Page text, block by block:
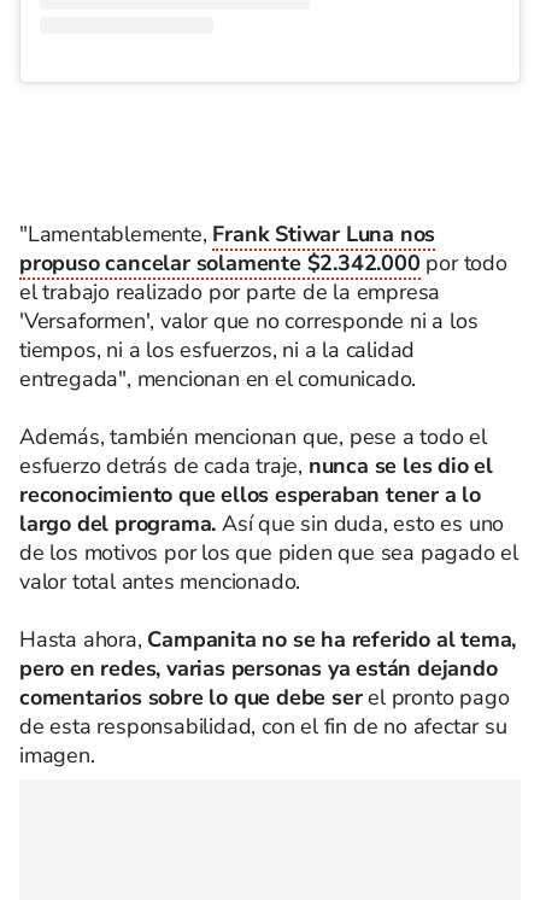
"Lamentablemente, Frank Stiwar Luna nos
propuso cancelar solamente $2.342.000 por todo
el trabajo realizado por parte de la empresa
'Versaformen', valor que no corresponde ni a los
tiempos, ni a los esfuerzos, ni a la calidad
entregada", mencionan en el comunicado.
Además, también mencionan que, pese a todo el
esfuerzo detrás de cada traje, nunca se les dio el
reconocimiento que ellos esperaban tener a lo
largo del programa. Así que sin duda, esto es uno
de los motivos por los que piden que sea pagado el
valor total antes mencionado.
Hasta ahora, Campanita no se ha referido al tema,
pero en redes, varias personas ya están dejando
comentarios sobre lo que debe serel pronto pago
de esta responsabilidad, con el fin de no afectar su
imagen.